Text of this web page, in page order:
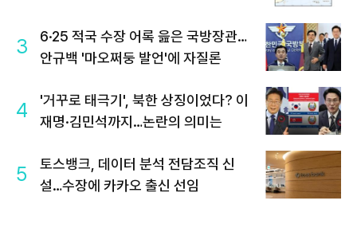
3
6·25 적국 수장 어록 읊은 국방장관…
안규백 '마오쩌둥 발언'에 자질론
4
'거꾸로 태극기', 북한 상징이었다? 이
재명·김민석까지…논란의 의미는
5
토스뱅크, 데이터 분석 전담조직 신
설…수장에 카카오 출신 선임